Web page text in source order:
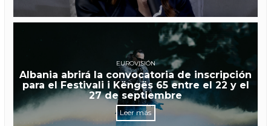
EUROVISIÓN
Albania abrirá la convocatoria de inscripción
para el Festivali i Këngës 65 entre el 22 y el
27 de septiembre
Leer más